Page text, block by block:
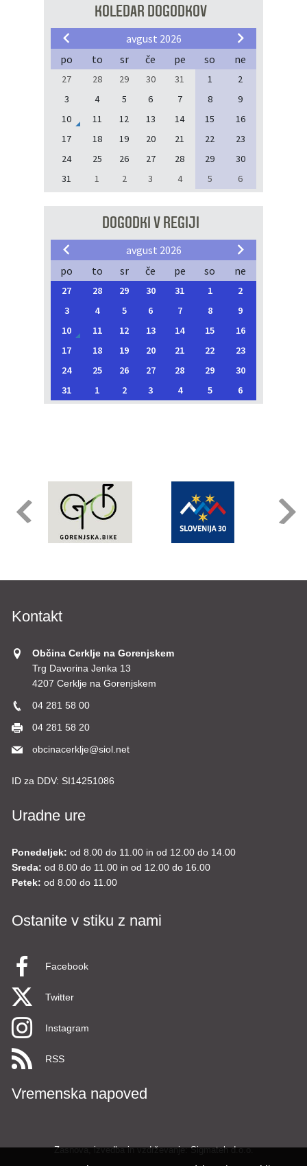
KOLEDAR DOGODKOV
avgust 2026
po
to sr če pe so ne
27 28 29 30 31 1
2
3
4 5 6 7 8
9
10
11 12 13 14 15
16
17
18 19 20 21 22
23
24
25 26 27 28 29
30
31
1 2 3 4 5 6
DOGODKI V REGIJI
avgust 2026
po
to sr če pe so ne
27 28 29 30 31 1
2
3
4 5 6 7 8
9
10
11 12 13 14 15
16
17
18 19 20 21 22
23
24
25 26 27 28 29
30
31
1 2 3 4 5 6
Kontakt
Občina Cerklje na Gorenjskem
Trg Davorina Jenka 13
4207 Cerklje na Gorenjskem
04 281 58 00
04 281 58 20
obcinacerklje@siol.net
ID za DDV: SI14251086
Uradne ure
Ponedeljek: od 8.00 do 11.00 in od 12.00 do 14.00
Sreda: od 8.00 do 11.00 in od 12.00 do 16.00
Petek: od 8.00 do 11.00
Ostanite v stiku z nami
Facebook
Twitter
Instagram
RSS
Vremenska napoved
Zasnova, izvedba in vzdrževanje: Sigmateh d.o.o.